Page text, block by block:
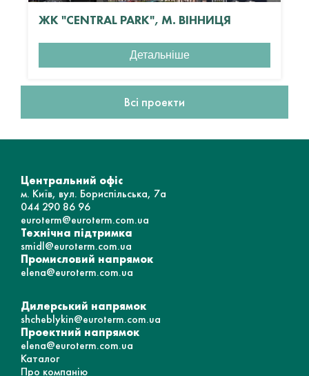
ЖК "CENTRAL PARK", М. ВІННИЦЯ
Детальніше
Всі проекти
Центральний офіс
м. Київ, вул. Бориспільська, 7а
044 290 86 96
euroterm@euroterm.com.ua
Технічна підтримка
smidl@euroterm.com.ua
Промисловий напрямок
elena@euroterm.com.ua
Дилерський напрямок
shcheblykin@euroterm.com.ua
Проектний напрямок
elena@euroterm.com.ua
Каталог
Про компанію